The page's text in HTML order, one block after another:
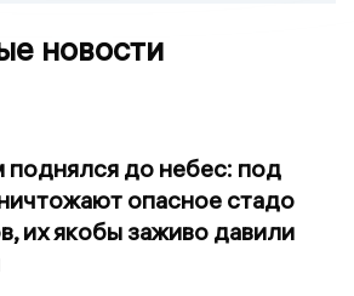
новости
до небес: под
опасное стадо
их якобы заживо давили